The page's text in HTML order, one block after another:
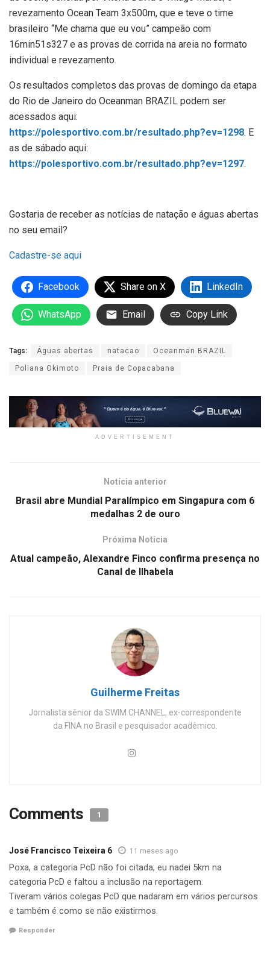
revezamento Ocean Team 3x500m, que e teve o time
brasileiro “Me chama que eu vou” campeão com
16min51s327 e as provas de corrida na areia no formato
individual e revezamento.
Os resultados completos das provas de domingo da etapa
do Rio de Janeiro do Oceanman BRAZIL podem ser
acessados aqui:
https://polesportivo.com.br/resultado.php?ev=1298. E
as de sábado aqui:
https://polesportivo.com.br/resultado.php?ev=1297.
Gostaria de receber as notícias de natação e águas abertas
no seu email?
Cadastre-se aqui
Facebook Share on X LinkedIn
WhatsApp Email Copy Link
Tags: Águas abertas natacao Oceanman BRAZIL
Poliana Okimoto Praia de Copacabana
ADVERTISEMENT
Notícia anterior
Brasil abre Mundial Paralímpico em Singapura com 6
medalhas 2 de ouro
Próxima Notícia
Atual campeão, Alexandre Finco confirma presença no
Canal de Ilhabela
Guilherme Freitas
Jornalista sênior da SWIM CHANNEL, ex-correspondente
da FINA no Brasil e pesquisador acadêmico.
Comments 1
José Francisco Teixeira 6 11 meses ago
Poxa, a categoria PcD não foi citada, eu nadei 5km na
categoria PcD e faltou a inclusão na reportagem.
Tiveram vários colegas PcD que nadaram em vários percursos
e também é como se não existirmos.
Responder